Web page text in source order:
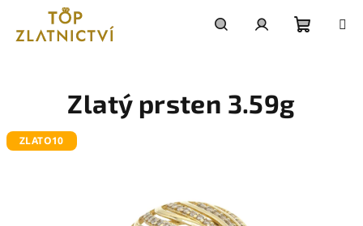
obsah
Zlatý prsten 3.59g
ZLATO10